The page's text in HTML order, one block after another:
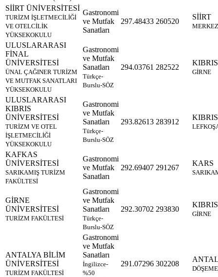
SİİRT ÜNİVERSİTESİ
TURİZM İŞLETMECİLİĞİ
VE OTELCİLİK
YÜKSEKOKULU
Gastronomi
ve Mutfak
Sanatları
297.48433 260520
SİİRT
MERKEZ
ULUSLARARASI
FİNAL
ÜNİVERSİTESİ
ÜNAL ÇAĞINER TURİZM
VE MUTFAK SANATLARI
YÜKSEKOKULU
Gastronomi
ve Mutfak
Sanatları
Türkçe-
Burslu-SÖZ
294.03761 282522
KIBRIS
GİRNE
ULUSLARARASI
KIBRIS
ÜNİVERSİTESİ
TURİZM VE OTEL
İŞLETMECİLİĞİ
YÜKSEKOKULU
Gastronomi
ve Mutfak
Sanatları
Türkçe-
Burslu-SÖZ
293.82613 283912
KIBRIS
KAFKAS
ÜNİVERSİTESİ
SARIKAMIŞ TURİZM
FAKÜLTESİ
Gastronomi
ve Mutfak
Sanatları
292.69407 291267
KARS
GİRNE
ÜNİVERSİTESİ
TURİZM FAKÜLTESİ
Gastronomi
ve Mutfak
Sanatları
Türkçe-
Burslu-SÖZ
292.30702 293830
KIBRIS
GİRNE
ANTALYA BİLİM
ÜNİVERSİTESİ
TURİZM FAKÜLTESİ
Gastronomi
ve Mutfak
Sanatları
İngilizce-
%50
291.07296 302208